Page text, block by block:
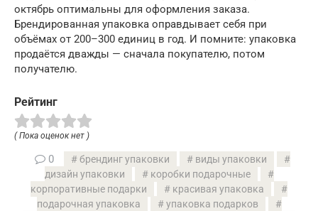
октябрь оптимальны для оформления заказа.
Брендированная упаковка оправдывает себя при
объёмах от 200–300 единиц в год. И помните: упаковка
продаётся дважды — сначала покупателю, потом
получателю.
Рейтинг
( Пока оценок нет )
0 брендинг упаковки
виды упаковки
дизайн упаковки
коробки подарочные
корпоративные подарки
красивая упаковка
подарочная упаковка
упаковка подарков